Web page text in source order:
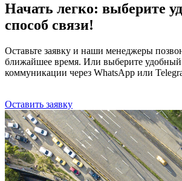
Начать легко: выберите
способ связи!
Оставьте заявку и наши менеджеры
ближайшее время. Или выберите удобный
коммуникации через WhatsApp или
Оставить заявку